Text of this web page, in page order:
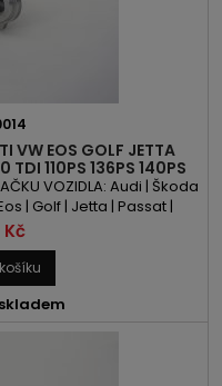
VW EOS GOLF JETTA
TDI 110PS 136PS 140PS
VOZIDLA: Audi | Škoda
| Golf | Jetta | Passat |
| CBAB | CBAC | CBDA |
VÝKON: 110PS/81kW |
ROK VÝROBY: 2003 -